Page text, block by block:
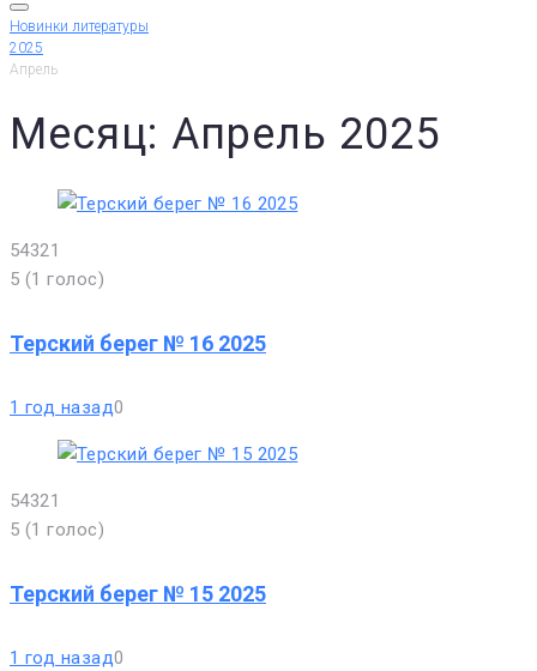
Новинки литературы
2025
Апрель
Месяц: Апрель 2025
54321
5 (1 голос)
Терский берег № 16 2025
1 год назад0
54321
5 (1 голос)
Терский берег № 15 2025
1 год назад0